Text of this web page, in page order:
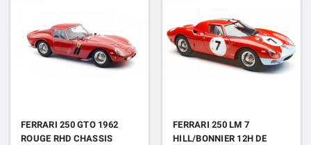
FERRARI 250 GTO 1962
ROUGE RHD CHASSIS
FERRARI 250 LM 7
HILL/BONNIER 12H DE